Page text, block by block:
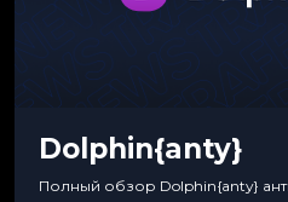
Dolphin{anty}
Полный обзор Dolphin{anty}